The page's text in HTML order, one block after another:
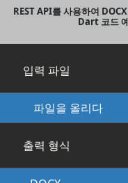
REST API를 사용하여
Dart 코드
입력 파일
파일을 올리다
출력 형식